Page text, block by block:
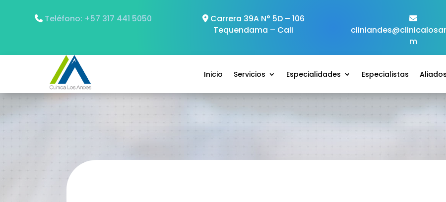
Teléfono: +57 317 441 5050
Carrera 39A N° 5D – 106
Tequendama – Cali
m
Inicio Servicios Especialidades Especialistas Aliados